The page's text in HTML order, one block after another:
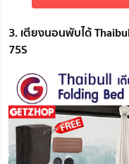
3. เตียงนอนพับได้
75S